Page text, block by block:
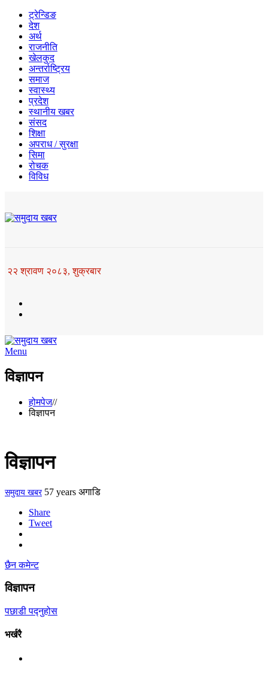
ट्रेन्डिङ
देश
अर्थ
राजनीति
खेलकुद
अन्तर्राष्ट्रिय
समाज
स्वास्थ्य
प्रदेश
स्थानीय खबर
संसद
शिक्षा
अपराध / सुरक्षा
सिमा
रोचक
विविध
२२ श्रावण २०८३, शुक्रबार
Menu
विज्ञापन
होमपेज//
विज्ञापन
विज्ञापन
समुदाय खबर 57 years अगाडि
Share
Tweet
छैन कमेन्ट
विज्ञापन
पछाडी पद्नुहोस
भर्खरै